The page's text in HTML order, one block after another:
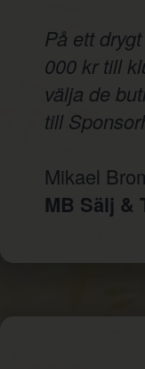
På ett
000 kr till
välja de
till
Mikael
MB Sälj &